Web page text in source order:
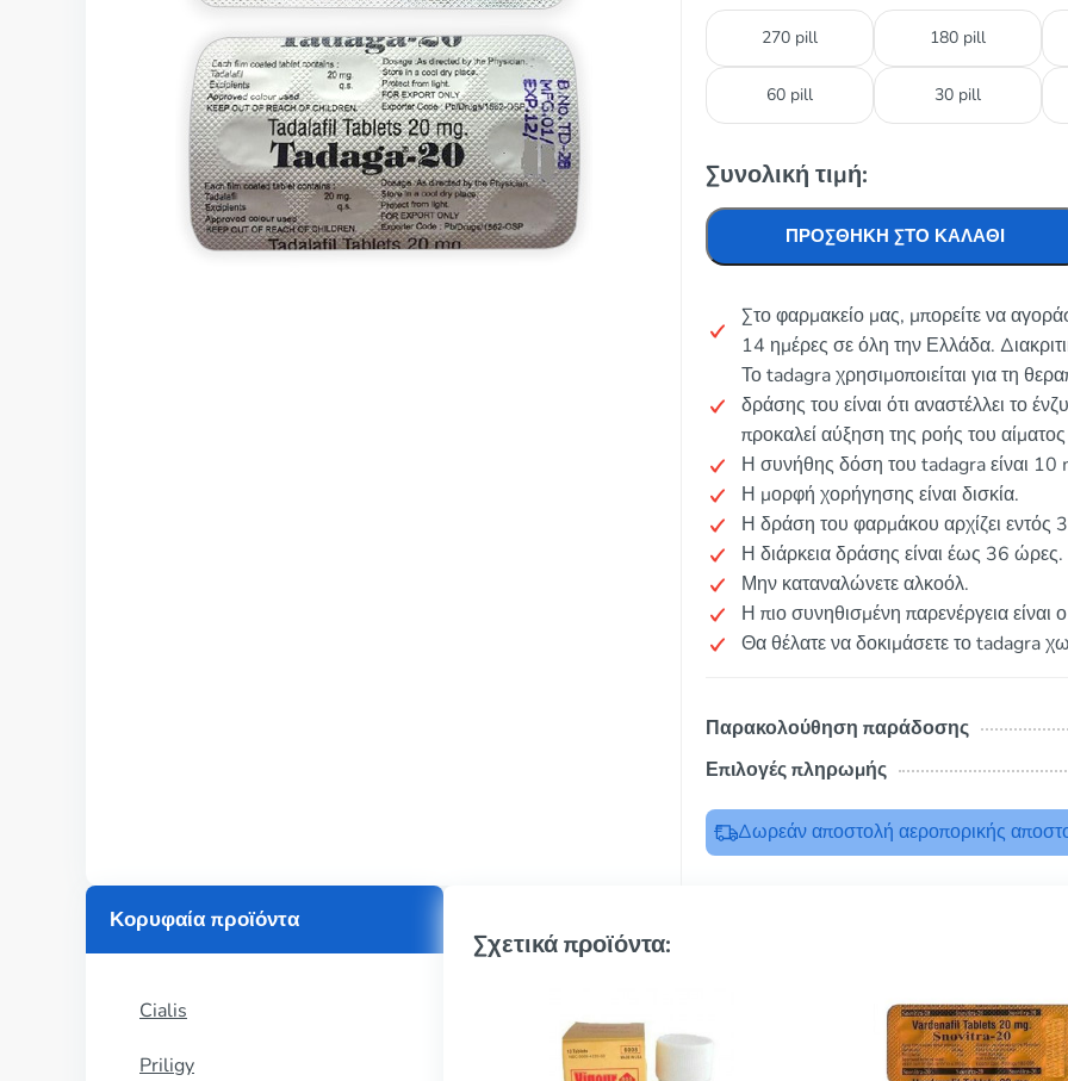
270 pill 180 pill
60 pill 30 pill
Συνολική τιμή:
ΠΡΟΣΘΉΚΗ ΣΤΟ ΚΑΛΆΘΙ
Στο φαρμακείο μας, μπορείτε να
14 ημέρες σε όλη την Ελλάδα.
Το tadagra χρησιμοποιείται για τη
δράσης του είναι ότι αναστέλλει το
προκαλεί αύξηση της ροής του
Η συνήθης δόση του tadagra είναι
Η μορφή χορήγησης είναι δισκία.
Η δράση του φαρμάκου αρχίζει εντός
Η διάρκεια δράσης είναι έως 36 ώρες.
Μην καταναλώνετε αλκοόλ.
Η πιο συνηθισμένη παρενέργεια είναι
Θα θέλατε να δοκιμάσετε το tadagra
Παρακολούθηση παράδοσης
Επιλογές πληρωμής
Δωρεάν αποστολή αεροπορικής
Κορυφαία προϊόντα
Cialis
Priligy
Σχετικά προϊόντα: